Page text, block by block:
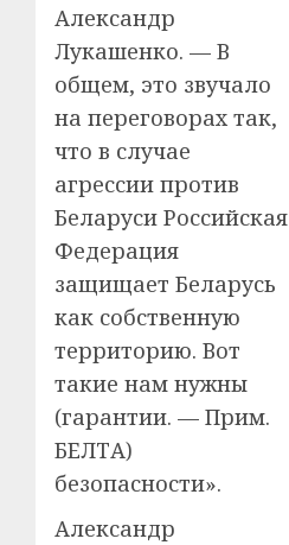
Александр
Лукашенко. — В
общем, это звучало
на переговорах так,
что в случае
агрессии против
Беларуси Российская
Федерация
защищает Беларусь
как собственную
территорию. Вот
такие нам нужны
(гарантии. — Прим.
БЕЛТА)
безопасности».
Александр